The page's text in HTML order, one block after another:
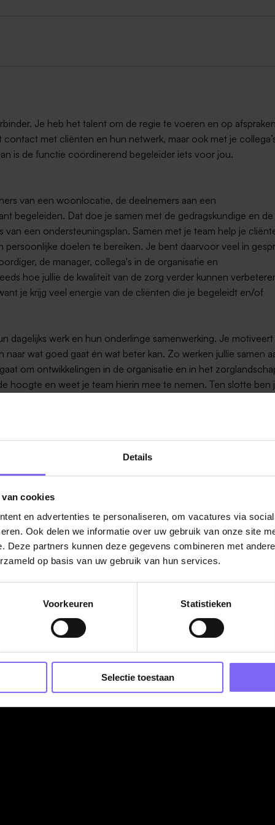
Details
cookies
en advertenties te personaliseren, om vacatures via
Ook delen we informatie over uw gebruik van onze site
Deze partners kunnen deze gegevens combineren met
op basis van uw gebruik van hun services.
Voorkeuren Statistieken
Selectie toestaan
Je heb het talent om de regie te voeren en op
met cliënten en hun netwerk, maar ook met je
is de functie coördinerend begeleider iets voor jou.
van een woonlocatie, de deelnemers aan een
begeleiden. Dat doe je samen met de gedragskundige en de
een ondersteuningsplan. Samen met je team help je
doelen te bereiken. Je bent daarvoor veel in
de manager, collega's in de organisatie en
hoe jullie de kwaliteit van de zorg verder kunnen
je krijg veel energie van de cliënten die je begeleidt en/of
dagelijks werk en hun onderlinge samenwerking. Je motiveert
wat goed gaat én wat beter kan. Zo werken jullie samen
om ontwikkelingen in de organisatie en in het
hoogte en weet je team hierin mee te nemen. Ten slotte ben
op de kwaliteit van onze zorg en begeleiding
verbinder; zowel voor de cliënt en zijn/haar netwerk als
enorm belangrijk.
op het gebied van Zorg en welzijn, bijvoorbeeld SPH,
hoort kennis op het gebied van de doelgroep en
crisisinterventie, diverse werkvoorschriften (zoals
per maand (FGW 50) op basis van 36 uur. Inschaling is
is.
te doen aan werkgroepen en commissies die jouw